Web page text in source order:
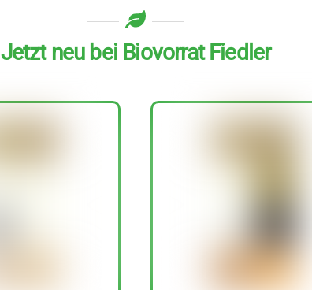
Jetzt neu bei Biovorrat Fiedler